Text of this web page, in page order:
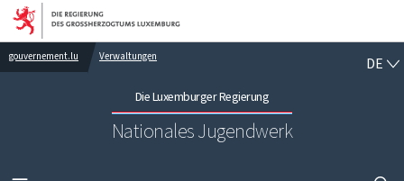
Zur Hauptnavigation
Zum Inhalt
gouvernement.lu Verwaltungen
Die Luxemburger Regierung
Nationales Jugendwerk
DE